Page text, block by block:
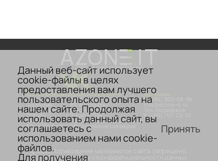
Системная интеграция
Дополнительно
О компании
Лицензии
Сертификаты
Отзывы
Карьера
Аккредитация
Продукты и услуги
Аттестация
ИТ-аутсорсинг
Безопасность
Защита ПДн
Гарантийное обслуживание
Обслуживание серверов
Контакты
8 (495) 902-66-36
info@azone-it.ru
8 (499) 707-22-07
© 2026 Копирование материалов сайта запрещено.
Политика обработки конфиденциальности данных
Данный веб-сайт использует
cookie-файлы в целях
предоставления вам лучшего
пользовательского опыта на
нашем сайте. Продолжая
использовать данный сайт, вы
соглашаетесь с
использованием нами cookie-
файлов.
Для получения
Принять